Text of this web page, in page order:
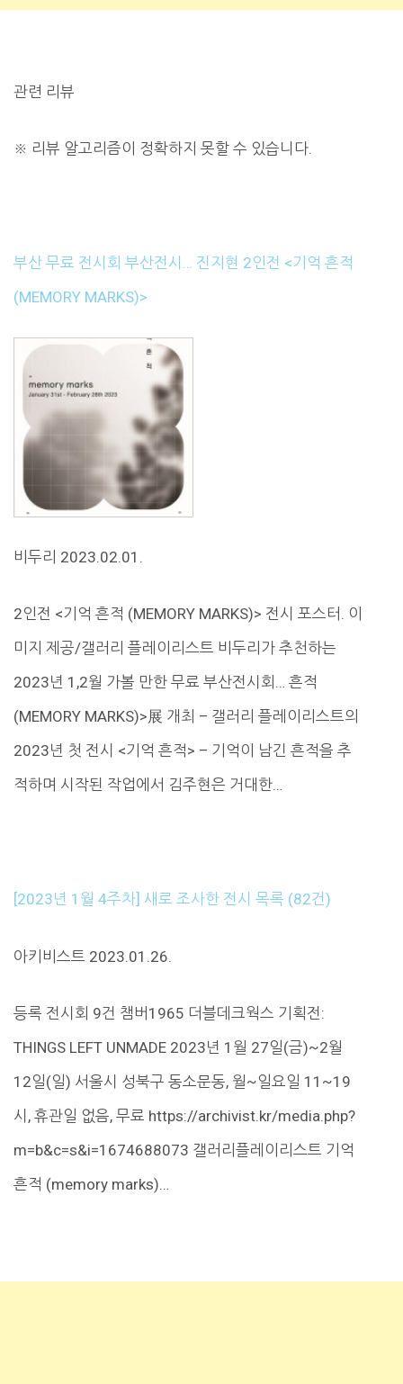
관련 리뷰
※ 리뷰 알고리즘이 정확하지 못할 수 있습니다.
부산 무료 전시회 부산전시… 진지현 2인전 <기억 흔적
(MEMORY MARKS)>
비두리 2023.02.01.
2인전 <기억 흔적 (MEMORY MARKS)> 전시 포스터. 이
미지 제공/갤러리 플레이리스트 비두리가 추천하는
2023년 1,2월 가볼 만한 무료 부산전시회… 흔적
(MEMORY MARKS)>展 개최 – 갤러리 플레이리스트의
2023년 첫 전시 <기억 흔적> – 기억이 남긴 흔적을 추
적하며 시작된 작업에서 김주현은 거대한…
[2023년 1월 4주차] 새로 조사한 전시 목록 (82건)
아키비스트 2023.01.26.
등록 전시회 9건 챔버1965 더블데크웍스 기획전:
THINGS LEFT UNMADE 2023년 1월 27일(금)~2월
12일(일) 서울시 성북구 동소문동, 월~일요일 11~19
시, 휴관일 없음, 무료 https://archivist.kr/media.php?
m=b&c=s&i=1674688073 갤러리플레이리스트 기억
흔적 (memory marks)…